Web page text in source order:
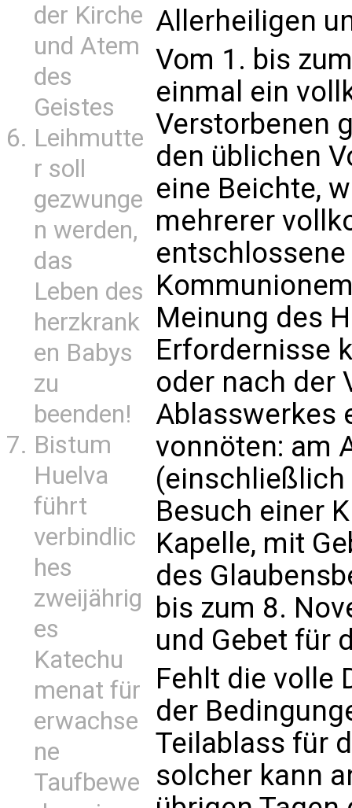
der Kirche
und Atem
des
Geistes
Leihmutte
r soll
gezwunge
n werden,
das
Leben des
herzkrank
en Babys
zu
beenden!
Bistum
Huelva
führt
verbindlic
hes
zweijährig
es
Katechu
menat für
erwachse
ne
Taufbewe
Allerheiligen
Vom 1. bis
einmal ein
Verstorbenen
den üblichen
eine Beichte,
mehrerer
entschlossene
Meinung des
Erfordernisse
oder nach der
Ablasswerkes
vonnöten: am
(einschließlich
Besuch einer
Kapelle, mit
des
bis zum 8.
und Gebet für
Fehlt die volle
der
Teilablass für
solcher kann